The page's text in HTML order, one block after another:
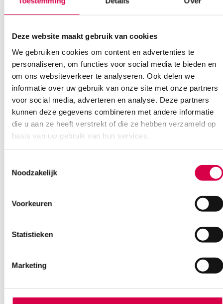
Deze website maakt gebruik van cookies
We gebruiken cookies om content en advertenties te
personaliseren, om functies voor social media te bieden en
om ons websiteverkeer te analyseren. Ook delen we
informatie over uw gebruik van onze site met onze partners
voor social media, adverteren en analyse. Deze partners
kunnen deze gegevens combineren met andere informatie
die u aan ze heeft verstrekt of die ze hebben verzameld op
basis van uw gebruik van hun services.
Noodzakelijk
Voorkeuren
Statistieken
Marketing
Ook interessant
hy@pro N3.5 nitril handschoenen, XS, wit (100)
100 stuks, 3.5 gram, wit